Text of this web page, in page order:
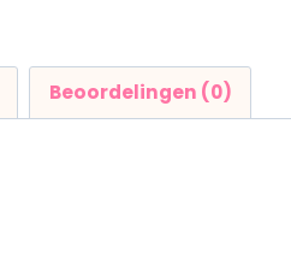
Beoordelingen (0)